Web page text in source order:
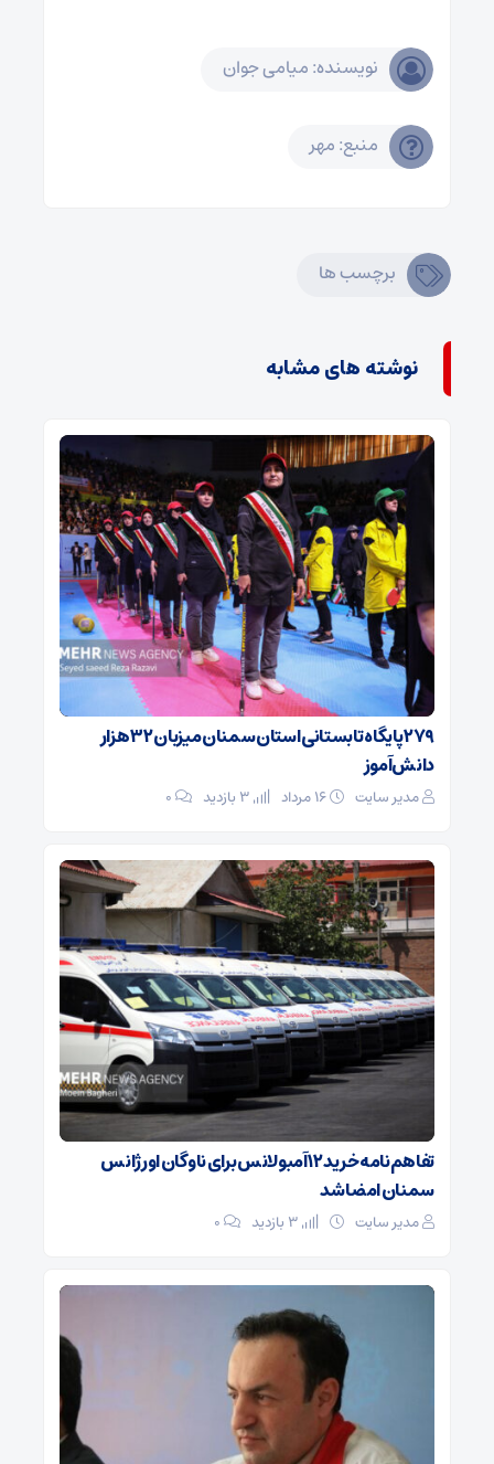
نویسنده: میامی جوان
منبع: مهر
برچسب ها
نوشته های مشابه
۲۷۹ پایگاه تابستانی استان سمنان میزبان ۳۲ هزار
دانش‌آموز
مدیر سایت ۰
تفاهم‌نامه خرید ۱۲ آمبولانس برای ناوگان اورژانس
سمنان امضا شد
مدیر سایت ۰